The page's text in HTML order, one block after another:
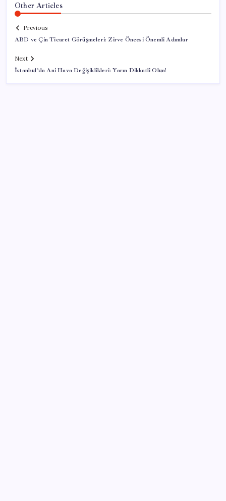
Other Articles
Previous
ABD ve Çin Ticaret Görüşmeleri: Zirve Öncesi Önemli Adımlar
Next
İstanbul’da Ani Hava Değişiklikleri: Yarın Dikkatli Olun!